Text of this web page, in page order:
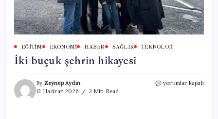
EĞITIM EKONOMI HABER SAĞLIK TEKNOLOJI
İki buçuk şehrin hikayesi
By Zeynep Aydın
13 Haziran 2026
3 Min Read
İki
yorumlar kapalı